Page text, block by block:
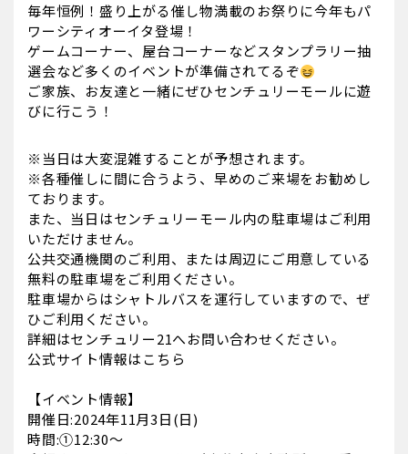
毎年恒例！盛り上がる催し物満載のお祭りに今年もパ
ワーシティオーイタ登場！
ゲームコーナー、屋台コーナーなどスタンプラリー抽
選会など多くのイベントが準備されてるぞ
ご家族、お友達と一緒にぜひセンチュリーモールに遊
びに行こう！
※当日は大変混雑することが予想されます。
※各種催しに間に合うよう、早めのご来場をお勧めし
ております。
また、当日はセンチュリーモール内の駐車場はご利用
いただけません。
公共交通機関のご利用、または周辺にご用意している
無料の駐車場をご利用ください。
駐車場からはシャトルバスを運行していますので、ぜ
ひご利用ください。
詳細はセンチュリー21へお問い合わせください。
公式サイト情報はこちら
【イベント情報】
開催日:2024年11月3日(日)
時間:①12:30〜